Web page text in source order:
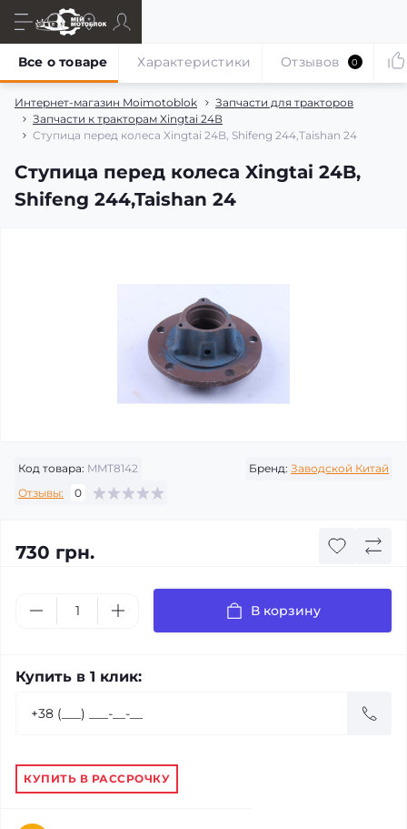
Интернет-магазин Moimotoblok
Запчасти для тракторов
Запчасти к тракторам Xingtai 24В
Ступица перед колеса Xingtai 24B, Shifeng 244,Taishan 24
Ступица перед колеса Xingtai 24B,
Shifeng 244,Taishan 24
Все о товаре Характеристики Отзывов 0
Код товара: MMT8142 Бренд: Заводской Китай
Отзывы:
0
730 грн.
В корзину
Купить в 1 клик:
КУПИТЬ В РАССРОЧКУ